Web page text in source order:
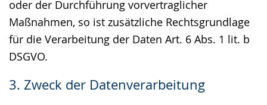
oder der Durchführung vorvertraglicher
Maßnahmen, so ist zusätzliche Rechtsgrundlage
für die Verarbeitung der Daten Art. 6 Abs. 1 lit. b
DSGVO.
3. Zweck der Datenverarbeitung